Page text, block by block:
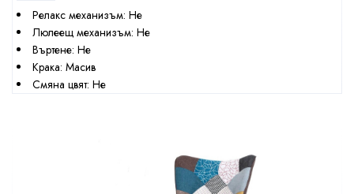
Релакс механизъм: Не
Люлеещ механизъм: Не
Въртене: Не
Крака: Масив
Смяна цвят: Не